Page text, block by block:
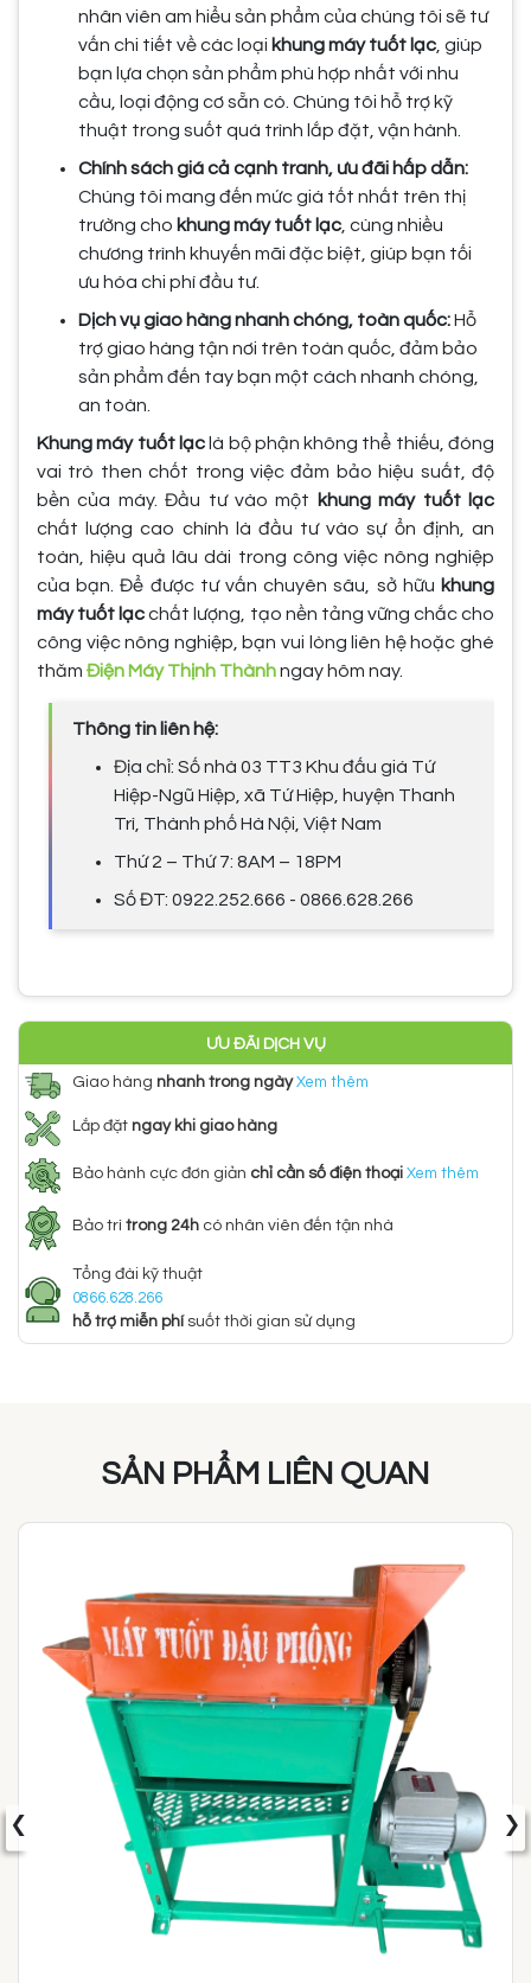
nhân viên am hiểu sản phẩm của chúng tôi sẽ tư
vấn chi tiết về các loại khung máy tuốt lạc , giúp
bạn lựa chọn sản phẩm phù hợp nhất với nhu
cầu, loại động cơ sẵn có. Chúng tôi hỗ trợ kỹ
thuật trong suốt quá trình lắp đặt, vận hành.
Chính sách giá cả cạnh tranh, ưu đãi hấp dẫn:
Chúng tôi mang đến mức giá tốt nhất trên thị
trường cho khung máy tuốt lạc , cùng nhiều
chương trình khuyến mãi đặc biệt, giúp bạn tối
ưu hóa chi phí đầu tư.
Dịch vụ giao hàng nhanh chóng, toàn quốc:Hỗ
trợ giao hàng tận nơi trên toàn quốc, đảm bảo
sản phẩm đến tay bạn một cách nhanh chóng,
an toàn.
Khung máy tuốt lạclà bộ phận không thể thiếu, đóng
vai trò then chốt trong việc đảm bảo hiệu suất, độ
bền của máy. Đầu tư vào một
khung máy tuốt lạc
chất lượng cao chính là đầu tư vào sự ổn định, an
toàn, hiệu quả lâu dài trong công việc nông nghiệp
của bạn. Để được tư vấn chuyên sâu, sở hữu khung
máy tuốt lạcchất lượng, tạo nền tảng vững chắc cho
công việc nông nghiệp, bạn vui lòng liên hệ hoặc ghé
thăm Điện Máy Thịnh Thànhngay hôm nay.
Thông tin liên hệ:
Địa chỉ: Số nhà 03 TT3 Khu đấu giá Tứ
Hiệp-Ngũ Hiệp, xã Tứ Hiệp, huyện Thanh
Trì, Thành phố Hà Nội, Việt Nam
Thứ 2 – Thứ 7: 8AM – 18PM
Số ĐT: 0922.252.666 - 0866.628.266
ƯU ĐÃI DỊCH VỤ
Giao hàng nhanh trong ngày Xem thêm
Lắp đặt ngay khi giao hàng
Bảo hành cực đơn giản chỉ cần số điện thoại Xem thêm
Bảo trì trong 24h có nhân viên đến tận nhà
Tổng đài kỹ thuật
0866.628.266
hỗ trợ miễn phísuốt thời gian sử dụng
SẢN PHẨM LIÊN QUAN
‹ ›